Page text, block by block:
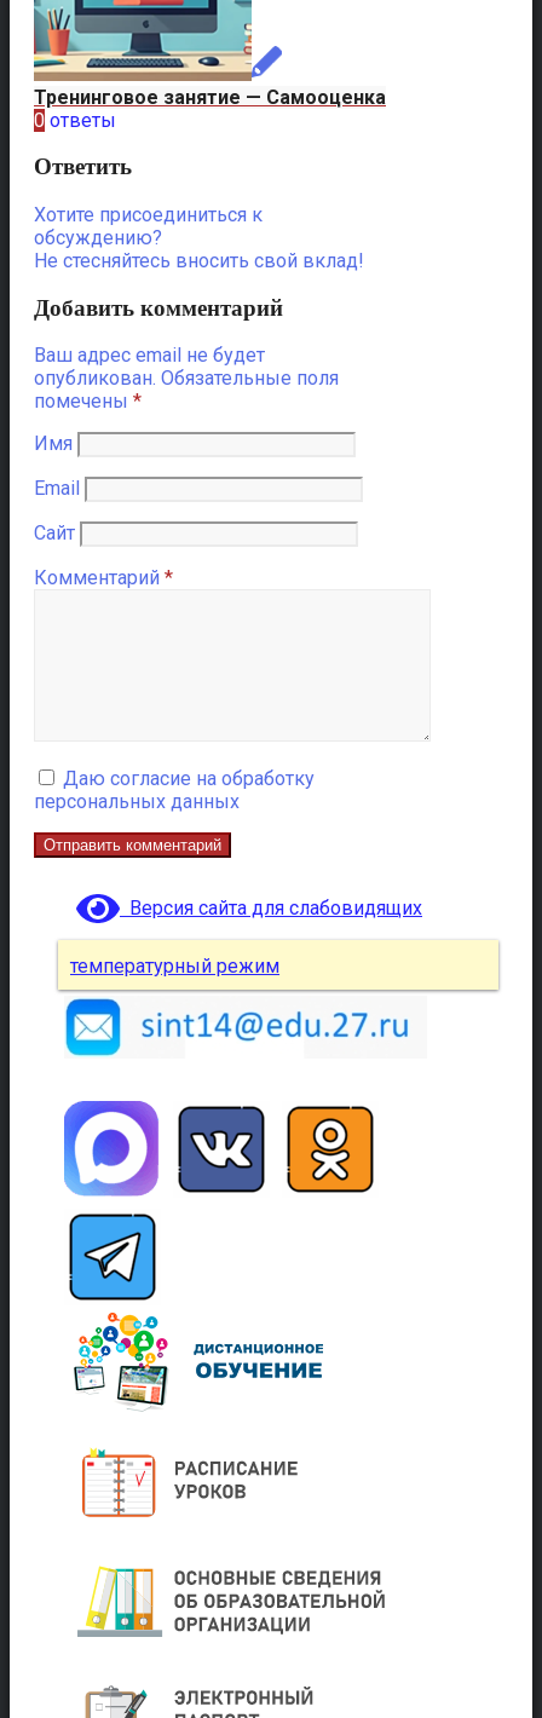
Тренинговое занятие — Самооценка
0 ответы
Ответить
Хотите присоединиться к
обсуждению?
Не стесняйтесь вносить свой вклад!
Добавить комментарий
Ваш адрес email не будет
опубликован. Обязательные поля
помечены *
Имя
Email
Сайт
Комментарий *
Даю согласие на обработку
персональных данных
Версия сайта для слабовидящих
температурный режим